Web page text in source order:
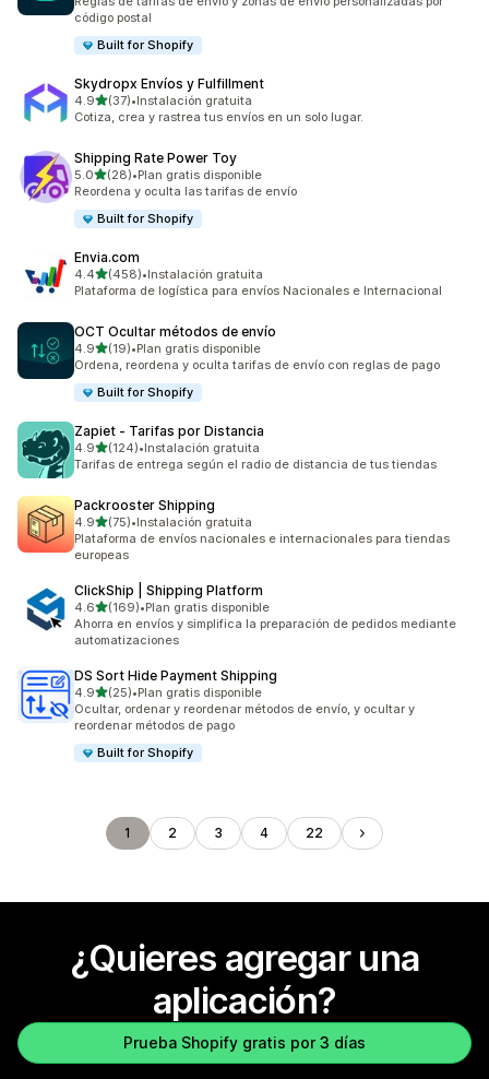
código postal
Built for Shopify
Skydropx Envíos y Fulfillment
4.9de 5 estrellas
(37)
37 reseñas en total
•Instalación gratuita
Cotiza, crea y rastrea tus envíos en un solo lugar.
Shipping Rate Power Toy
5.0de 5 estrellas
(28)
28 reseñas en total
•Plan gratis disponible
Reordena y oculta las tarifas de envío
Built for Shopify
Envia.com
4.4de 5 estrellas
(458)
458 reseñas en total
•Instalación gratuita
Plataforma de logística para envíos Nacionales e Internacional
OCT Ocultar métodos de envío
4.9de 5 estrellas
(19)
19 reseñas en total
•Plan gratis disponible
Ordena, reordena y oculta tarifas de envío con reglas de pago
Built for Shopify
Zapiet ‑ Tarifas por Distancia
4.9de 5 estrellas
(124)
124 reseñas en total
•Instalación gratuita
Tarifas de entrega según el radio de distancia de tus tiendas
Packrooster Shipping
4.9de 5 estrellas
(75)
75 reseñas en total
•Instalación gratuita
Plataforma de envíos nacionales e internacionales para tiendas
europeas
ClickShip | Shipping Platform
4.6de 5 estrellas
(169)
169 reseñas en total
•Plan gratis disponible
Ahorra en envíos y simplifica la preparación de pedidos mediante
automatizaciones
DS Sort Hide Payment Shipping
4.9de 5 estrellas
(25)
25 reseñas en total
•Plan gratis disponible
Ocultar, ordenar y reordenar métodos de envío, y ocultar y
reordenar métodos de pago
Built for Shopify
1 2 3 4 22
¿Quieres agregar una
aplicación?
Prueba Shopify gratis por 3 días